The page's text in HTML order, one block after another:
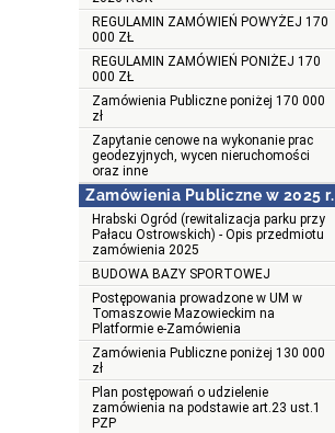
REGULAMIN ZAMÓWIEŃ POWYŻEJ 170
000 ZŁ
REGULAMIN ZAMÓWIEŃ PONIŻEJ 170
000 ZŁ
Zamówienia Publiczne poniżej 170 000
zł
Zapytanie cenowe na wykonanie prac
geodezyjnych, wycen nieruchomości
oraz inne
Zamówienia Publiczne w 2025 r.
Hrabski Ogród (rewitalizacja parku przy
Pałacu Ostrowskich) - Opis przedmiotu
zamówienia 2025
BUDOWA BAZY SPORTOWEJ
Postępowania prowadzone w UM w
Tomaszowie Mazowieckim na
Platformie e-Zamówienia
Zamówienia Publiczne poniżej 130 000
zł
Plan postępowań o udzielenie
zamówienia na podstawie art.23 ust.1
PZP